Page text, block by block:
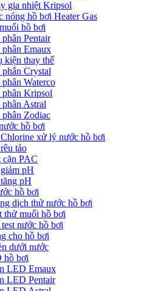
gia nhiệt Kripsol
nóng hồ bơi Heater Gas
hồ bơi
Pentair
Emaux
kiện thay thế
Crystal
Waterco
Kripsol
Astral
Zodiac
hồ bơi
xử lý nước hồ bơi
tảo
cặn PAC
pH
pH
hồ bơi
dịch thử nước hồ bơi
thử muối hồ bơi
nước hồ bơi
cho hồ bơi
dưới nước
hồ bơi
LED Emaux
LED Pentair